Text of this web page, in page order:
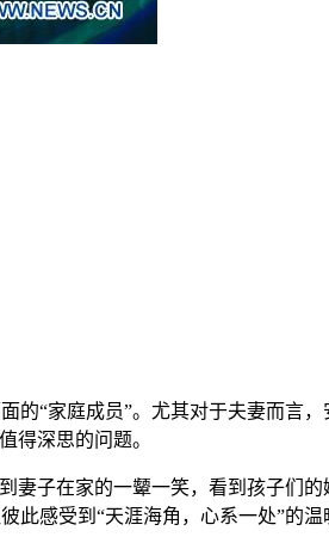
的“家庭成员”。尤其对于夫妻而言
得深思的问题。
妻子在家的一颦一笑，看到孩子们
感受到“天涯海角，心系一处”的温